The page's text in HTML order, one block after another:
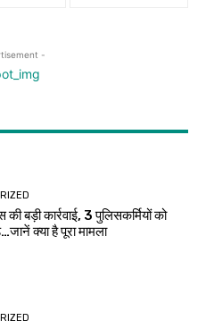
-
की बड़ी कार्रवाई, 3 पुलिसकर्मियों को
क्या है पूरा मामला